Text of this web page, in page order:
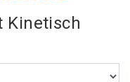
Kinetisch